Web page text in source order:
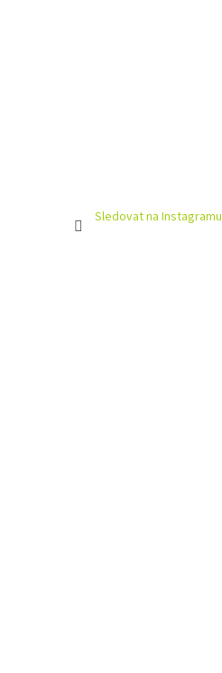
Sledovat na Instagramu